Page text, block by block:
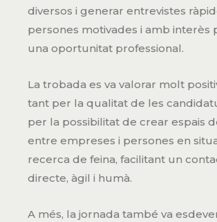
diversos i generar entrevistes
persones motivades i amb interès
una oportunitat professional.
La trobada es va valorar molt
tant per la qualitat de les
per la possibilitat de crear espais
entre empreses i persones en
recerca de feina, facilitant un
directe, àgil i humà.
A més, la jornada també va